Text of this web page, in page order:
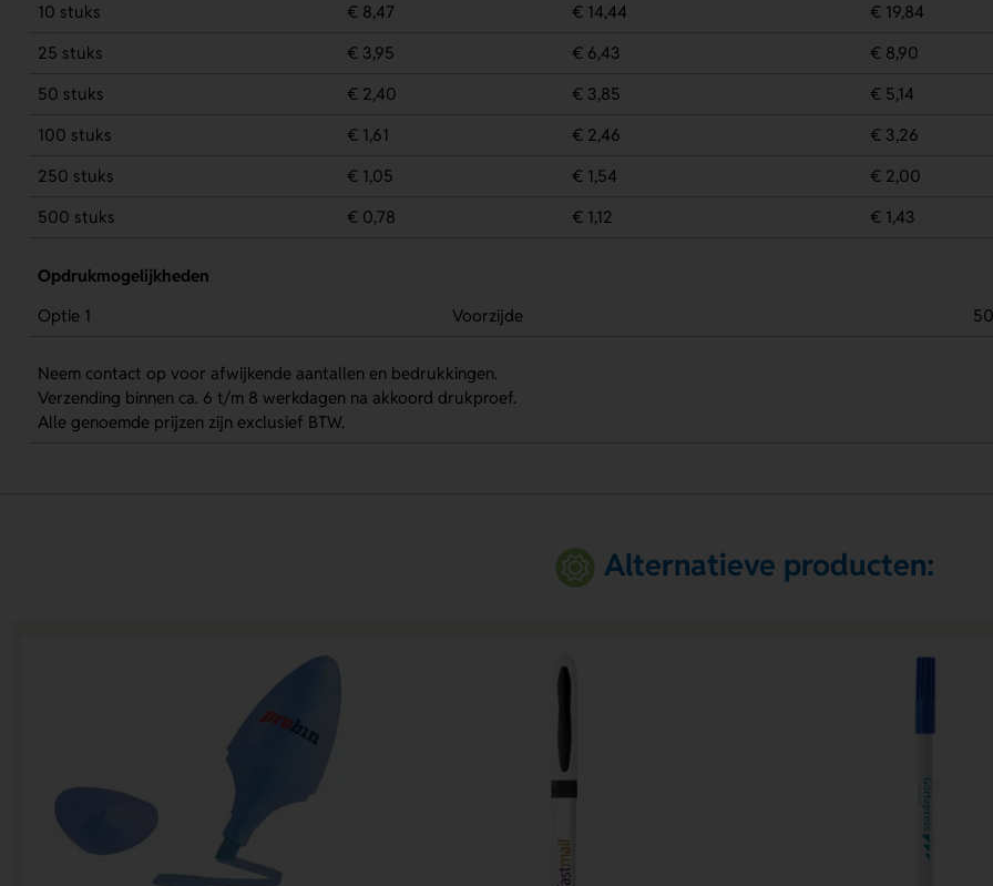
10 stuks
€ 8,47 € 14,44 € 19,84
25 stuks
€ 3,95 € 6,43 € 8,90
50 stuks
€ 2,40 € 3,85 € 5,14
100 stuks
€ 1,61 € 2,46 € 3,26
250 stuks
€ 1,05 € 1,54 € 2,00
500 stuks
€ 0,78 € 1,12 € 1,43
Opdrukmogelijkheden
Optie 1
Voorzijde
Neem contact op voor afwijkende aantallen en bedrukkingen.
Verzending binnen ca. 6 t/m 8 werkdagen na akkoord drukproef.
Alle genoemde prijzen zijn exclusief BTW.
Alternatieve producten: